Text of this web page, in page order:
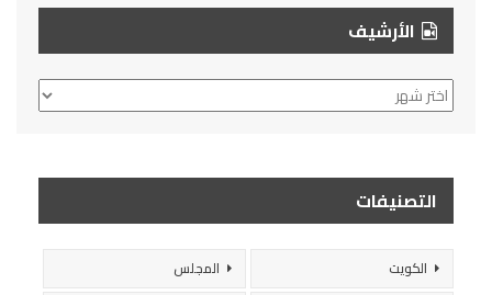
الأرشيف
الأرشيف
التصنيفات
الكويت
المجلس